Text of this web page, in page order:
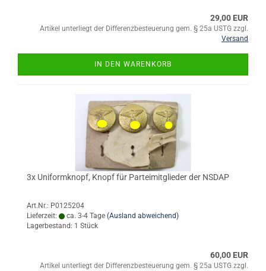
29,00 EUR
Artikel unterliegt der Differenzbesteuerung gem. § 25a USTG zzgl.
Versand
IN DEN WARENKORB
3x Uniformknopf, Knopf für Parteimitglieder der NSDAP
Art.Nr.: P0125204
Lieferzeit:
ca. 3-4 Tage (Ausland abweichend)
Lagerbestand: 1 Stück
60,00 EUR
Artikel unterliegt der Differenzbesteuerung gem. § 25a USTG zzgl.